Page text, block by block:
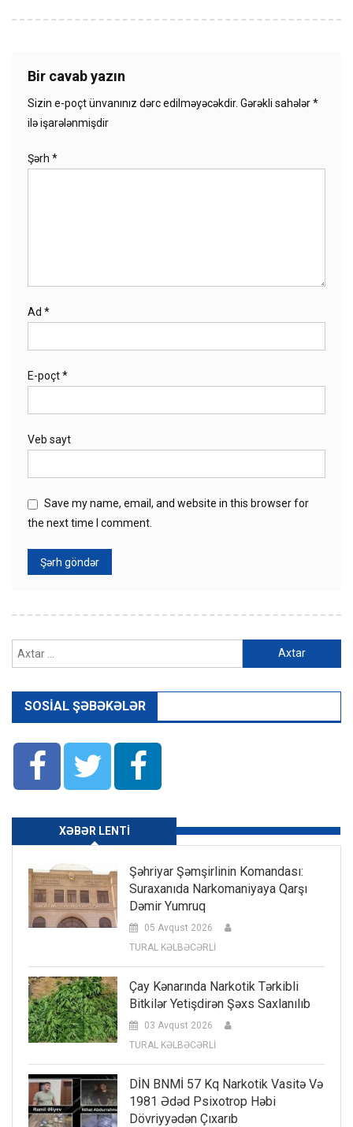
Bir cavab yazın
Sizin e-poçt ünvanınız dərc edilməyəcəkdir. Gərəkli sahələr*
ilə işarələnmişdir
Şərh *
Ad *
E-poçt*
Veb sayt
Save my name, email, and website in this browser for
the next time I comment.
SOSIAL ŞƏBƏKƏLƏR
XƏBƏR LENTI
Şəhriyar Şəmşirlinin Komandası:
Suraxanıda Narkomaniyaya Qarşı
Dəmir Yumruq
05 Avqust 2026
TURAL KƏLBƏCƏRLİ
Çay Kənarında Narkotik Tərkibli
Bitkilər Yetişdirən Şəxs Saxlanılıb
03 Avqust 2026
TURAL KƏLBƏCƏRLİ
DİN BNMİ 57 Kq Narkotik Vasitə Və
1981 Ədəd Psixotrop Həbi
Dövriyyədən Çıxarıb